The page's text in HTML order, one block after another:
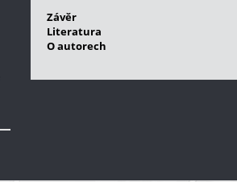
Závěr
Literatura
O autorech